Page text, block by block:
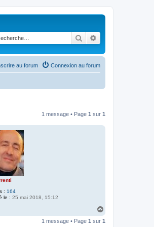
Rechercher
Connexion au forum
au forum
1 message • Page 1 sur 1
: 164
le : 25 mai 2018, 15:12
u
1 message • Page 1 sur 1